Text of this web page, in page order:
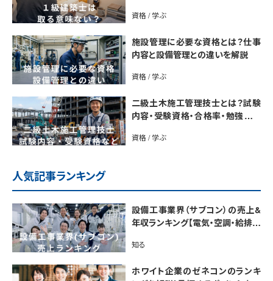
資格 / 学ぶ
施設管理に必要な資格とは？仕事
内容と設備管理との違いを解説
資格 / 学ぶ
二級土木施工管理技士とは？試験
内容・受験資格・合格率・勉強法を
資格 / 学ぶ
人気記事ランキング
設備工事業界（サブコン）の売上&
年収ランキング【電気・空調・給排水
市場規模も解説
知る
ホワイト企業のゼネコンのランキ